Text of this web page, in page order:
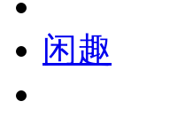
闲趣